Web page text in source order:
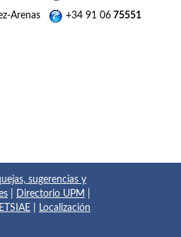
Arenas +34 91 06 75551
sugerencias y
Directorio UPM
Localización